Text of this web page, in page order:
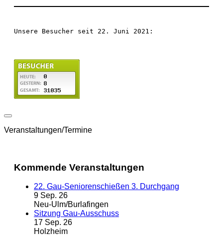
Unsere Besucher seit 22. Juni 2021:
Veranstaltungen/Termine
Kommende Veranstaltungen
22. Gau-Seniorenschießen 3. Durchgang
9 Sep. 26
Neu-Ulm/Burlafingen
Sitzung Gau-Ausschuss
17 Sep. 26
Holzheim